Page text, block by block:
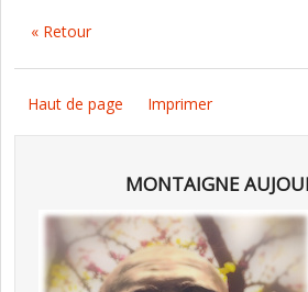
« Retour
Haut de page Imprimer
MONTAIGNE